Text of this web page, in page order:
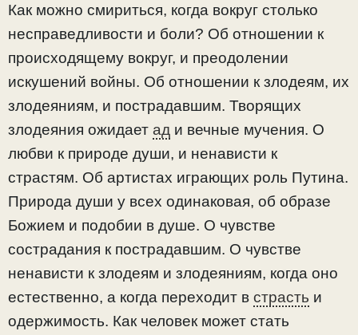
Как можно смириться, когда вокруг столько
несправедливости и боли? Об отношении к
происходящему вокруг, и преодолении
искушений войны. Об отношении к злодеям, их
злодеяниям, и пострадавшим. Творящих
злодеяния ожидает ад и вечные мучения. О
любви к природе души, и ненависти к
страстям. Об артистах играющих роль Путина.
Природа души у всех одинаковая, об образе
Божием и подобии в душе. О чувстве
сострадания к пострадавшим. О чувстве
ненависти к злодеям и злодеяниям, когда оно
естественно, а когда переходит в страсть и
одержимость. Как человек может стать